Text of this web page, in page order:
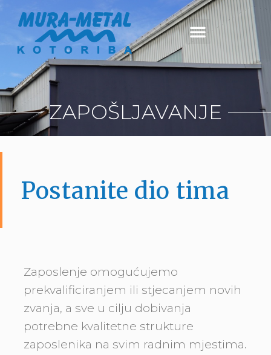
ZAPOŠLJAVANJE
Postanite dio tima
Zaposlenje omogućujemo
prekvalificiranjem ili stjecanjem novih
zvanja, a sve u cilju dobivanja
potrebne kvalitetne strukture
zaposlenika na svim radnim mjestima.